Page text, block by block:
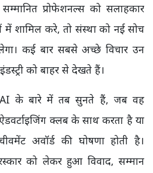
प्रोफेशनल्स को सलाहकार
में शामिल करे, तो संस्था को नई सोच
कई बार सबसे अच्छे विचार उन
को बाहर से देखते हैं।
के बारे में तब सुनते हैं, जब वह
क्लब के साथ करता है या
अवॉर्ड की घोषणा होती है।
को लेकर हुआ विवाद, सम्मान